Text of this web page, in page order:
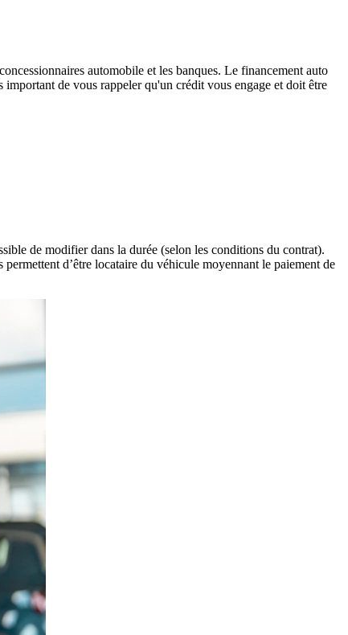
automobile et les banques. Le financement auto
de vous rappeler qu'un crédit vous engage et doit être
de modifier dans la durée (selon les conditions du contrat).
d’être locataire du véhicule moyennant le paiement de